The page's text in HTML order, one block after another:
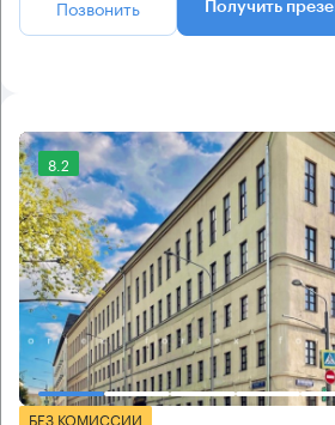
Позвонить Получить
8.2
БЕЗ КОМИССИИ